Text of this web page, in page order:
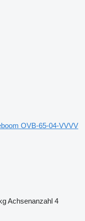
OVB-65-04-VVVV
Achsenanzahl 4